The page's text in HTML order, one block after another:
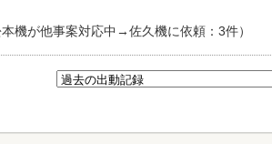
機が他事案対応中→佐久機に依頼：3件）